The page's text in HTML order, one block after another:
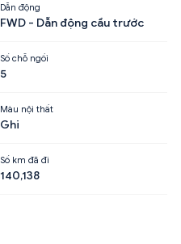
Dẫn động
FWD - Dẫn động cầu trước
Số chỗ ngồi
5
Màu nội thất
Ghi
Số km đã đi
140,138